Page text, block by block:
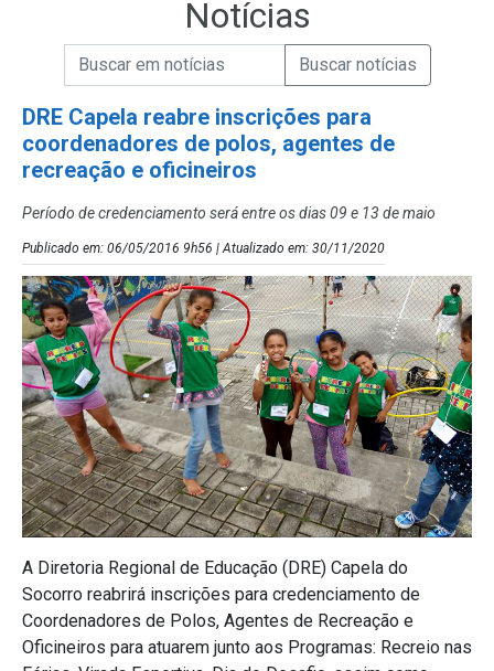
Notícias
Campo de Busca de Notícias
Campo de Busca de informaçõesEnviar a Busca de Notícias
DRE Capela reabre inscrições para
coordenadores de polos, agentes de
recreação e oficineiros
Período de credenciamento será entre os dias 09 e 13 de maio
Publicado em: 06/05/2016 9h56 | Atualizado em: 30/11/2020
A Diretoria Regional de Educação (DRE) Capela do
Socorro reabrirá inscrições para credenciamento de
Coordenadores de Polos, Agentes de Recreação e
Oficineiros para atuarem junto aos Programas: Recreio nas